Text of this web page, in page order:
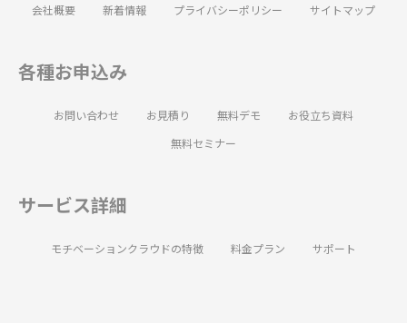
会社概要 新着情報 プライバシーポリシー サイトマップ
各種お申込み
お問い合わせ お見積り 無料デモ
お役立ち資料
無料セミナー
サービス詳細
モチベーションクラウドの特徴 料金プラン サポート